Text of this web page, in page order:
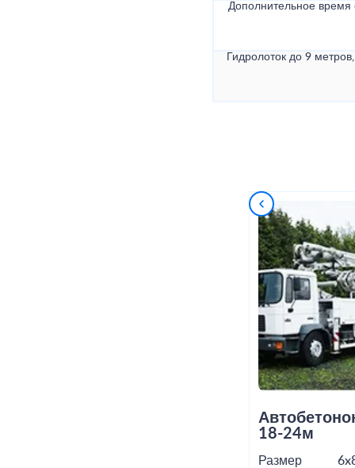
Дополнительное
Гидролоток до 9
18-24м
Размер